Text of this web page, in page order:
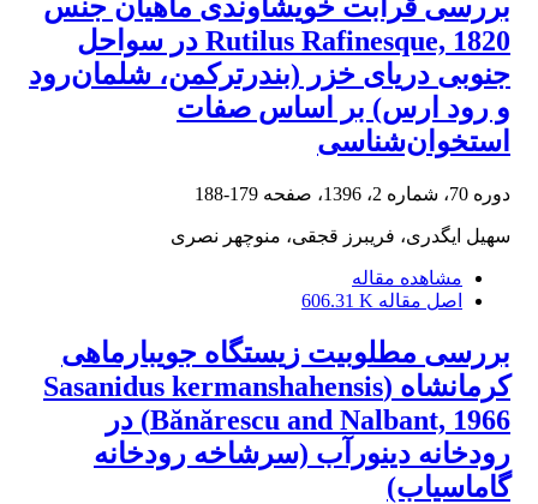
بررسی قرابت خویشاوندی ماهیان جنس
Rutilus Rafinesque, 1820 در سواحل
جنوبی دریای خزر (بندرترکمن، شلمان‌رود
و رود ارس) بر اساس صفات
استخوان‌شناسی
دوره 70، شماره 2، 1396، صفحه 179-188
سهیل ایگدری، فریبرز قجقی، منوچهر نصری
مشاهده مقاله
اصل مقاله 606.31 K
بررسی مطلوبیت زیستگاه جویبارماهی
کرمانشاه (Sasanidus kermanshahensis
Bănărescu and Nalbant, 1966) در
رودخانه دینورآب (سرشاخه رودخانه
گاماسیاب)